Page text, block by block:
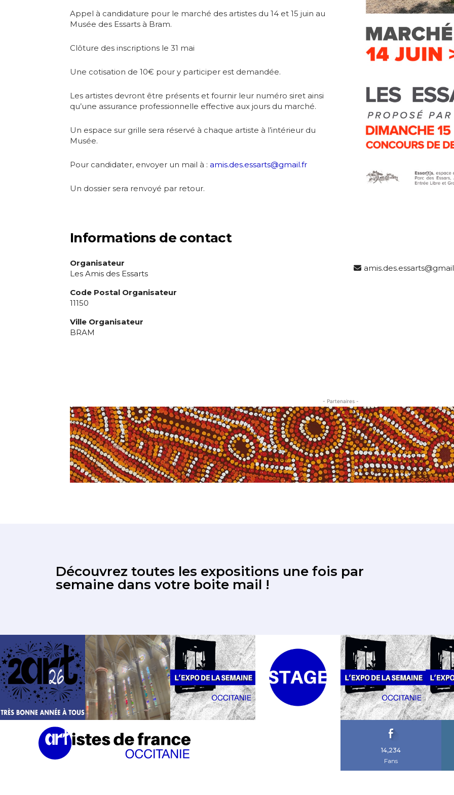
* Champ obligatoire
* Champ obligatoire
Appel à candidature pour le marché des artistes du 14 et 15 juin au
Musée des Essarts à Bram.
Clôture des inscriptions le 31 mai
Une cotisation de 10€ pour y participer est demandée.
Les artistes devront être présents et fournir leur numéro siret ainsi
qu’une assurance professionnelle effective aux jours du marché.
Un espace sur grille sera réservé à chaque artiste à l’intérieur du
Musée.
Pour candidater, envoyer un mail à : amis.des.essarts@gmail.fr
Un dossier sera renvoyé par retour.
Informations de contact
Organisateur
Les Amis des Essarts
Code Postal Organisateur
11150
Ville Organisateur
BRAM
- Partenaires -
Découvrez toutes les expositions une fois par
semaine dans votre boite mail !
14,234
Fans